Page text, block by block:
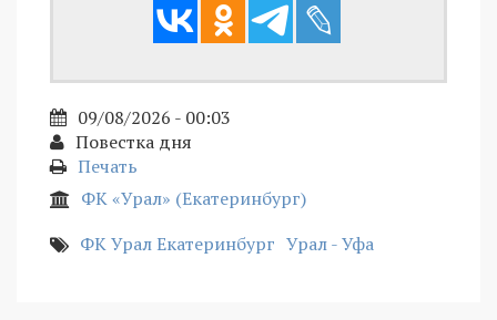
09/08/2026 - 00:03
Повестка дня
Печать
ФК «Урал» (Екатеринбург)
ФК Урал Екатеринбург Урал - Уфа